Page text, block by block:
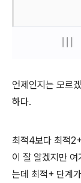
언제인지는 모르
하다.
최적4보다 최적
이 잘 알겠지만
는데 최적+ 단계